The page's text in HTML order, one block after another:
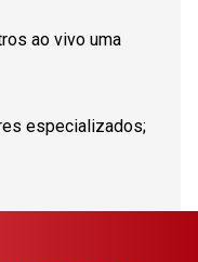
ao vivo uma
especializados;